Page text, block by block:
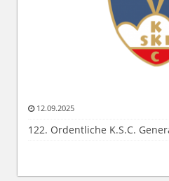
12.09.2025
122. Ordentliche K.S.C.